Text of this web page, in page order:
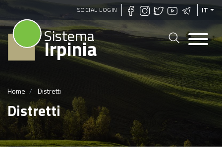
Salta
al
contenuto
principale
SOCIAL LOGIN IT
Sistema
Irpinia
Home Distretti
Distretti